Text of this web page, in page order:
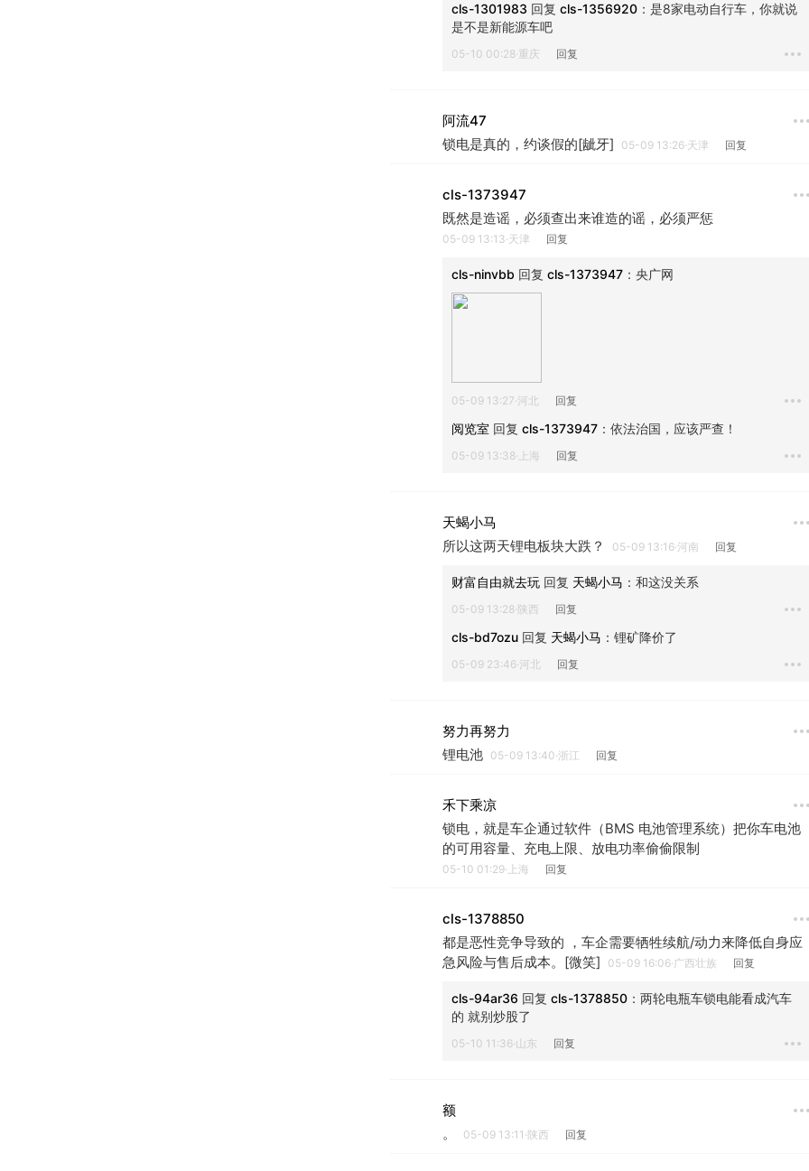
cls-1301983 回复 cls-1356920 ： 是8家电动自行车，你就说
是不是新能源车吧
05-10 00:28·重庆 回复
阿流47
锁电是真的，约谈假的[龇牙]
05-09 13:26·天津 回复
cls-1373947
既然是造谣，必须查出来谁造的谣，必须严惩
05-09 13:13·天津 回复
cls-ninvbb 回复 cls-1373947 ： 央广网
05-09 13:27·河北 回复
阅览室 回复 cls-1373947 ： 依法治国，应该严查！
05-09 13:38·上海 回复
天蝎小马
所以这两天锂电板块大跌？
05-09 13:16·河南 回复
财富自由就去玩 回复 天蝎小马 ： 和这没关系
05-09 13:28·陕西 回复
cls-bd7ozu 回复 天蝎小马 ： 锂矿降价了
05-09 23:46·河北 回复
努力再努力
锂电池 05-09 13:40·浙江 回复
禾下乘凉
锁电，就是车企通过软件（BMS 电池管理系统）把你车电池
的可用容量、充电上限、放电功率偷偷限制
05-10 01:29·上海 回复
cls-1378850
都是恶性竞争导致的 ，车企需要牺牲续航/动力来降低自身应
急风险与售后成本。[微笑]
05-09 16:06·广西壮族 回复
cls-94ar36 回复 cls-1378850 ： 两轮电瓶车锁电能看成汽车
的 就别炒股了
05-10 11:36·山东 回复
额
。
05-09 13:11·陕西 回复